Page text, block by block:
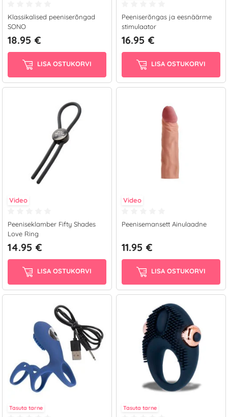
Klassikalised peeniserõngad
SONO
18.95 €
LISA OSTUKORVI
Peeniserõngas ja eesnäärme
stimulaator
16.95 €
LISA OSTUKORVI
Video
Peeniseklamber Fifty Shades
Love Ring
14.95 €
LISA OSTUKORVI
Video
Peenisemansett Ainulaadne
11.95 €
LISA OSTUKORVI
Tasuta tarne Tasuta tarne